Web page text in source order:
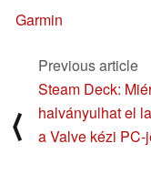
Garmin
⟨
Previous article
Steam Deck:
halványulhat el
a Valve kézi PC-